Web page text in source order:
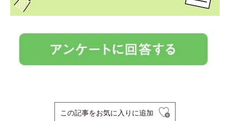
この記事をお気に入りに追加